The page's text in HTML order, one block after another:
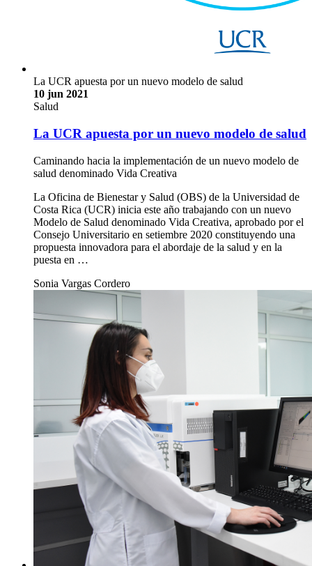
La UCR apuesta por un nuevo modelo de salud
10 jun 2021
Salud
La UCR apuesta por un nuevo modelo de salud
Caminando hacia la implementación de un nuevo modelo de
salud denominado Vida Creativa
La Oficina de Bienestar y Salud (OBS) de la Universidad de
Costa Rica (UCR) inicia este año trabajando con un nuevo
Modelo de Salud denominado Vida Creativa, aprobado por el
Consejo Universitario en setiembre 2020 constituyendo una
propuesta innovadora para el abordaje de la salud y en la
puesta en …
Sonia Vargas Cordero